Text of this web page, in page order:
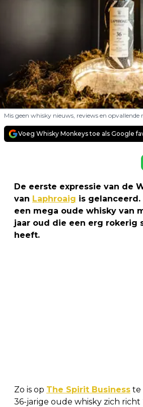
Mis geen whisky nieuws, reviews en opvallende
Voeg Whisky Monkeys toe als Google
De eerste expressie van de
van Laphroaig is gelanceerd.
een mega oude whisky van
jaar oud die een erg rokerig
heeft.
Zo is op The Spirit Business te
36-jarige oude whisky zich richt